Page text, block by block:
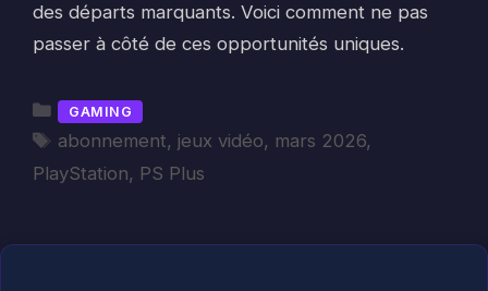
des départs marquants. Voici comment ne pas
passer à côté de ces opportunités uniques.
Catégories
GAMING
Étiquettes
abonnement, jeux vidéo, mars 2026,
PlayStation, PS Plus